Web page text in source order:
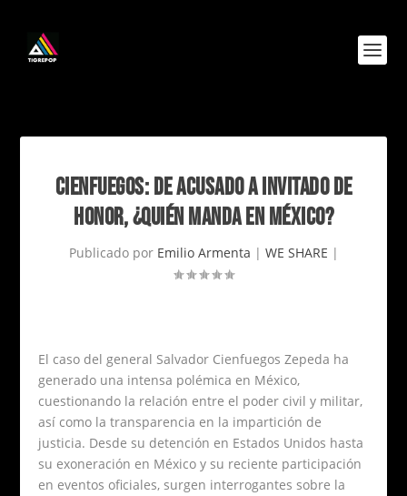
CIENFUEGOS: DE ACUSADO A INVITADO DE
HONOR, ¿QUIÉN MANDA EN MÉXICO?
Publicado por Emilio Armenta | WE SHARE |
El caso del general Salvador Cienfuegos Zepeda ha
generado una intensa polémica en México,
cuestionando la relación entre el poder civil y militar,
así como la transparencia en la impartición de
justicia. Desde su detención en Estados Unidos hasta
su exoneración en México y su reciente participación
en eventos oficiales, surgen interrogantes sobre la